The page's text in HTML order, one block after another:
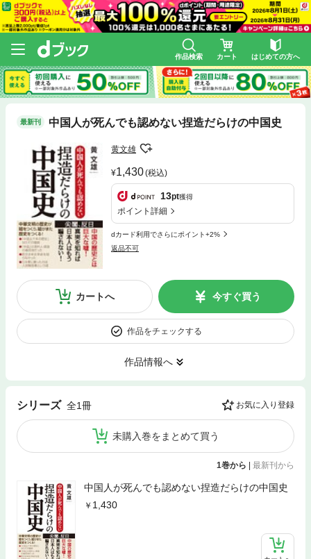
作品検索 カート はじめての方へ
最新刊 中国人が死んでも認めない捏造だらけの中国史
黄文雄
1,430(税込)
13pt獲得
ポイント詳細
dカード利用でさらにポイント+2%
返品不可
カートへ 今すぐ買う
作品をチェックする
作品情報へ
シリーズ 全1冊 お気に入り登録
未購入巻をまとめて買う
1巻から 最新刊から
中国人が死んでも認めない捏造だらけの中国史
1,430